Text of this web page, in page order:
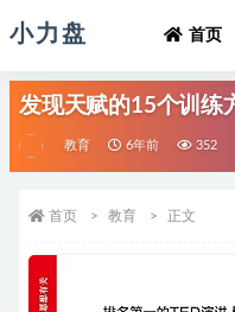
小力盘 首页
发现天赋的15个训练
教育 6年前 352
首页 教育 正文